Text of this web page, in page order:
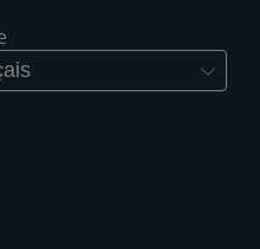
B4, 10
AR/1775